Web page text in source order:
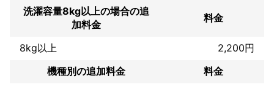
洗濯機のカビや臭いが気になるという方にはぜひおすすめしたい
クリーニングです！
迅速かつ丁寧な作業を心がけ、お客様に喜んで頂けるよう笑顔で
対応致します。
洗濯容量8kg以上の場合の追
加料金
料金
8kg以上
2,200円
機種別の追加料金
料金